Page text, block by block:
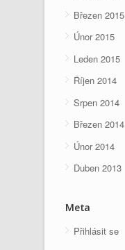
Březen 2015
Únor 2015
Leden 2015
Říjen 2014
Srpen 2014
Březen 2014
Únor 2014
Duben 2013
Meta
Přihlásit se